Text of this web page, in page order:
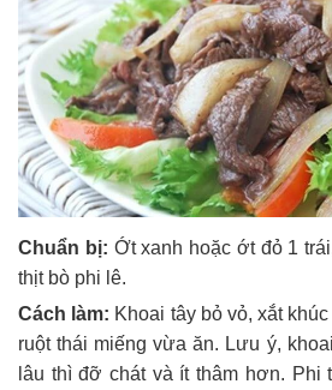
Chuẩn bị: Ớt xanh hoặc ớt đỏ 1
thịt bò phi lê.
Cách làm: Khoai tây bỏ vỏ, xắt
ruột thái miếng vừa ăn. Lưu ý,
lâu thì đỡ chát và ít thâm hơn. Phi